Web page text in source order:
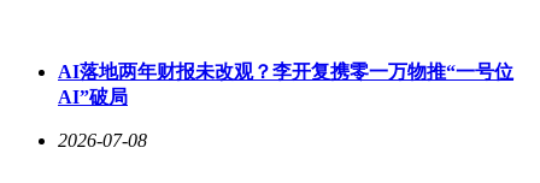
AI落地两年财报未改观？李开复携零一万物推“一号位
AI”破局
2026-07-08